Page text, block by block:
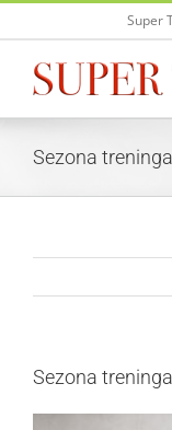
Skip
Super
Sezona
Sezona